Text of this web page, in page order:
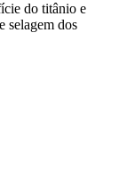
do titânio e
selagem dos